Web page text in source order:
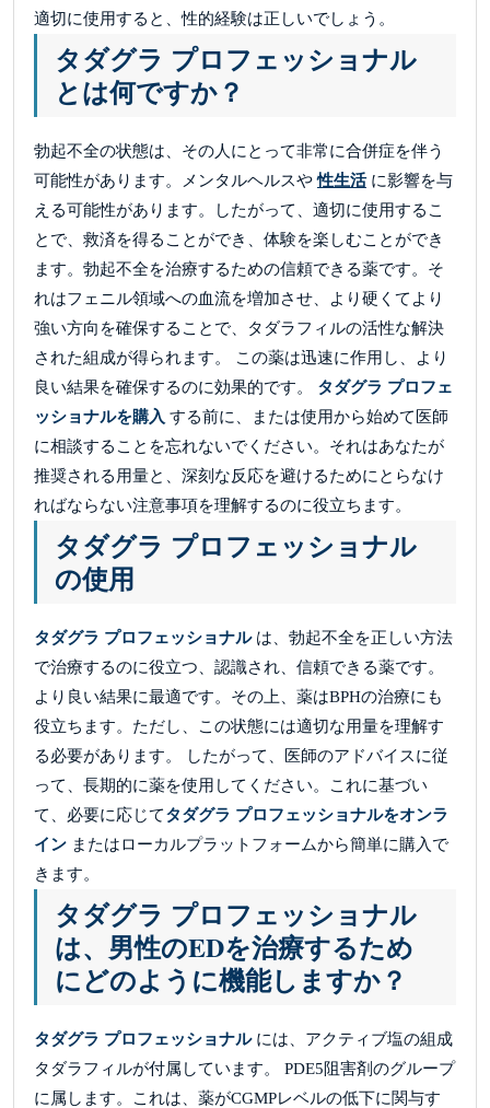
適切に使用すると、性的経験は正しいでしょう。
タダグラ プロフェッショナル
とは何ですか？
勃起不全の状態は、その人にとって非常に合併症を伴う
可能性があります。メンタルヘルスや性生活に影響を与
える可能性があります。したがって、適切に使用するこ
とで、救済を得ることができ、体験を楽しむことができ
ます。勃起不全を治療するための信頼できる薬です。そ
れはフェニル領域への血流を増加させ、より硬くてより
強い方向を確保することで、タダラフィルの活性な解決
された組成が得られます。 この薬は迅速に作用し、より
良い結果を確保するのに効果的です。 タダグラ プロフェ
ッショナルを購入 する前に、または使用から始めて医師
に相談することを忘れないでください。それはあなたが
推奨される用量と、深刻な反応を避けるためにとらなけ
ればならない注意事項を理解するのに役立ちます。
タダグラ プロフェッショナル
の使用
タダグラ プロフェッショナル は、勃起不全を正しい方法
で治療するのに役立つ、認識され、信頼できる薬です。
より良い結果に最適です。その上、薬はBPHの治療にも
役立ちます。ただし、この状態には適切な用量を理解す
る必要があります。 したがって、医師のアドバイスに従
って、長期的に薬を使用してください。これに基づい
て、必要に応じてタダグラ プロフェッショナルをオンラ
イン またはローカルプラットフォームから簡単に購入で
きます。
タダグラ プロフェッショナル
は、男性のEDを治療するため
にどのように機能しますか？
タダグラ プロフェッショナル には、アクティブ塩の組成
タダラフィルが付属しています。 PDE5阻害剤のグループ
に属します。これは、薬がCGMPレベルの低下に関与す